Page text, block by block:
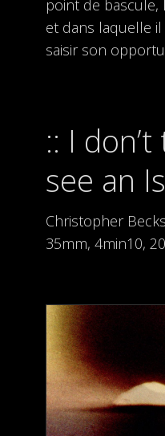
point de bascule,
et dans laquelle
saisir son
I
see an
Christopher
35mm, 4min10,